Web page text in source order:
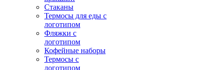
Стаканы
Термосы для еды с
логотипом
Фляжки с
логотипом
Кофейные наборы
Термосы с
логотипом